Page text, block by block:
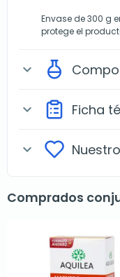
Envase de 300 g
protege el
expand_more
expand_more Ficha
expand_more
Comprados